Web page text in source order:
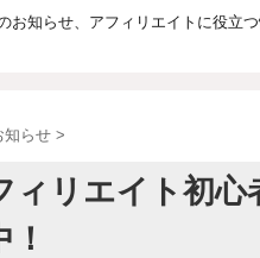
お知らせ、アフィリエイトに役立
知らせ >
ィリエイト初心